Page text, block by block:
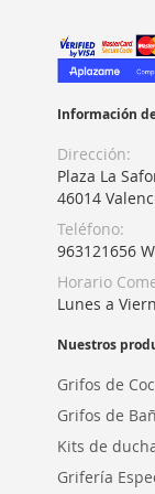
Información
Dirección:
Plaza La
46014
Teléfono:
963121656
Horario
Lunes a
Nuestros
Grifos de
Grifos de
Kits de
Grifería